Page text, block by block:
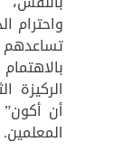
واحترام
الركيزة
أن
المعلمين.